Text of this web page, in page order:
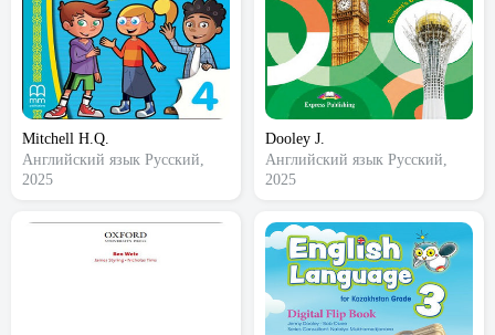
Mitchell H.Q.
Английский язык Русский,
2025
Dooley J.
Английский язык Русский,
2025